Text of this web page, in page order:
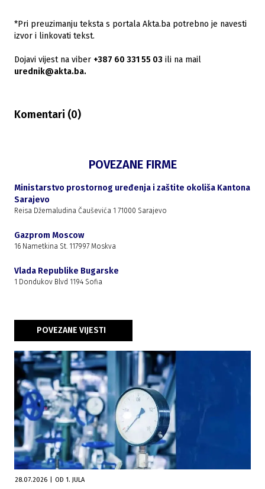
*Pri preuzimanju teksta s portala Akta.ba potrebno je navesti
izvor i linkovati tekst.
Dojavi vijest na viber +387 60 331 55 03 ili na mail
urednik@akta.ba.
Komentari (0)
POVEZANE FIRME
Ministarstvo prostornog uređenja i zaštite okoliša Kantona
Sarajevo
Reisa Džemaludina Čauševića 1 71000 Sarajevo
Gazprom Moscow
16 Nametkina St. 117997 Moskva
Vlada Republike Bugarske
1 Dondukov Blvd 1194 Sofia
POVEZANE VIJESTI
28.07.2026 OD 1. JULA